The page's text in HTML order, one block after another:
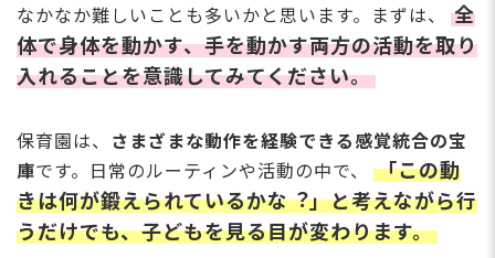
なかなか難しいことも多いかと思います。まずは、
全
体で⾝体を動かす、⼿を動かす両⽅の活動を取り
⼊れることを意識してみてください。
保育園は、
さまざまな動作を経験できる感覚統合の宝
庫です。⽇常のルーティンや活動の中で、
「この動
きは何が鍛えられているかな︖」と考えながら⾏
うだけでも、⼦どもを⾒る⽬が変わります。